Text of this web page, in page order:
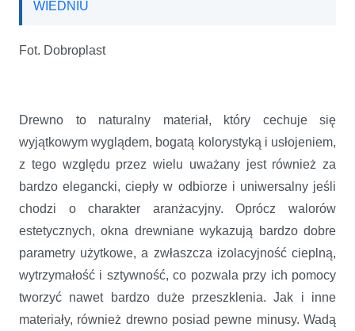
WIEDNIU
Fot. Dobroplast
Drewno to naturalny materiał, który cechuje się
wyjątkowym wyglądem, bogatą kolorystyką i usłojeniem,
z tego względu przez wielu uważany jest również za
bardzo elegancki, ciepły w odbiorze i uniwersalny jeśli
chodzi o charakter aranżacyjny. Oprócz walorów
estetycznych, okna drewniane wykazują bardzo dobre
parametry użytkowe, a zwłaszcza izolacyjność cieplną,
wytrzymałość i sztywność, co pozwala przy ich pomocy
tworzyć nawet bardzo duże przeszklenia. Jak i inne
materiały, również drewno posiad pewne minusy. Wadą